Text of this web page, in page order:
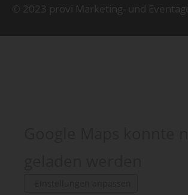
© 2023 provi Marketing- und